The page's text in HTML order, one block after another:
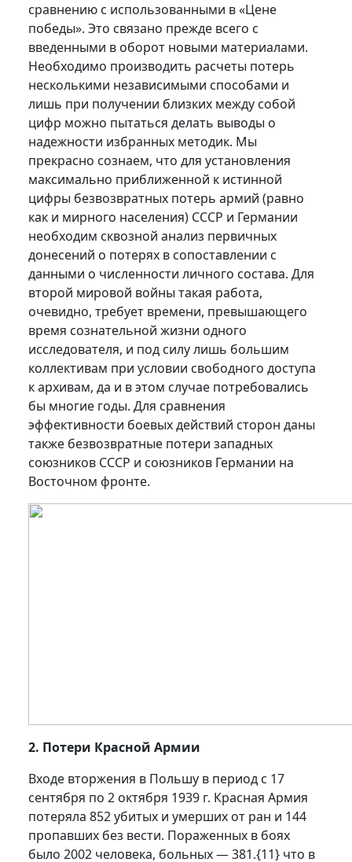
сравнению с использованными в «Цене
победы». Это связано прежде всего с
введенными в оборот новыми материалами.
Необходимо производить расчеты потерь
несколькими независимыми способами и
лишь при получении близких между собой
цифр можно пытаться делать выводы о
надежности избранных методик. Мы
прекрасно сознаем, что для установления
максимально приближенной к истинной
цифры безвозвратных потерь армий (равно
как и мирного населения) СССР и Германии
необходим сквозной анализ первичных
донесений о потерях в сопоставлении с
данными о численности личного состава. Для
второй мировой войны такая работа,
очевидно, требует времени, превышающего
время сознательной жизни одного
исследователя, и под силу лишь большим
коллективам при условии свободного доступа
к архивам, да и в этом случае потребовались
бы многие годы. Для сравнения
эффективности боевых действий сторон даны
также безвозвратные потери западных
союзников СССР и союзников Германии на
Восточном фронте.
2. Потери Красной Армии
Входе вторжения в Польшу в период с 17
сентября по 2 октября 1939 г. Красная Армия
потеряла 852 убитых и умерших от ран и 144
пропавших без вести. Пораженных в боях
было 2002 человека, больных — 381.{11} что в